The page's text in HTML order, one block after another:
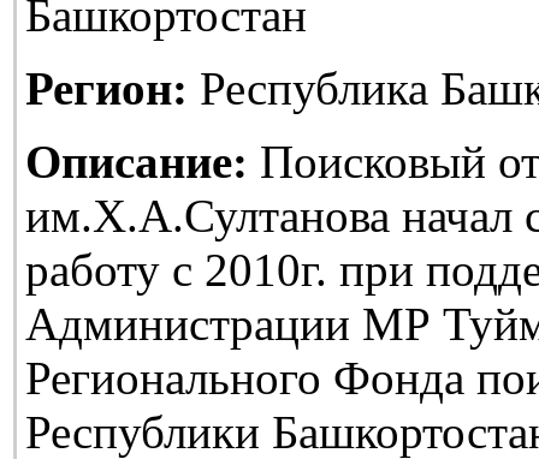
Башкортостан
Регион: Республика
Описание: Поисковый
им.Х.А.Султанова начал
работу с 2010г. при
Администрации МР
Регионального Фонда
Республики